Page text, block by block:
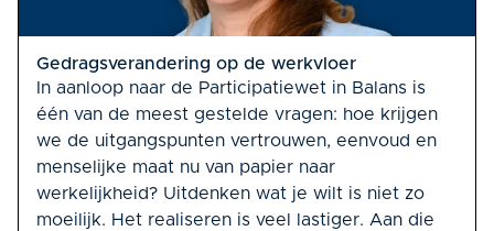
Gedragsverandering op de werkvloer
In aanloop naar de Participatiewet in Balans is
één van de meest gestelde vragen: hoe krijgen
we de uitgangspunten vertrouwen, eenvoud en
menselijke maat nu van papier naar
werkelijkheid? Uitdenken wat je wilt is niet zo
moeilijk. Het realiseren is veel lastiger. Aan die